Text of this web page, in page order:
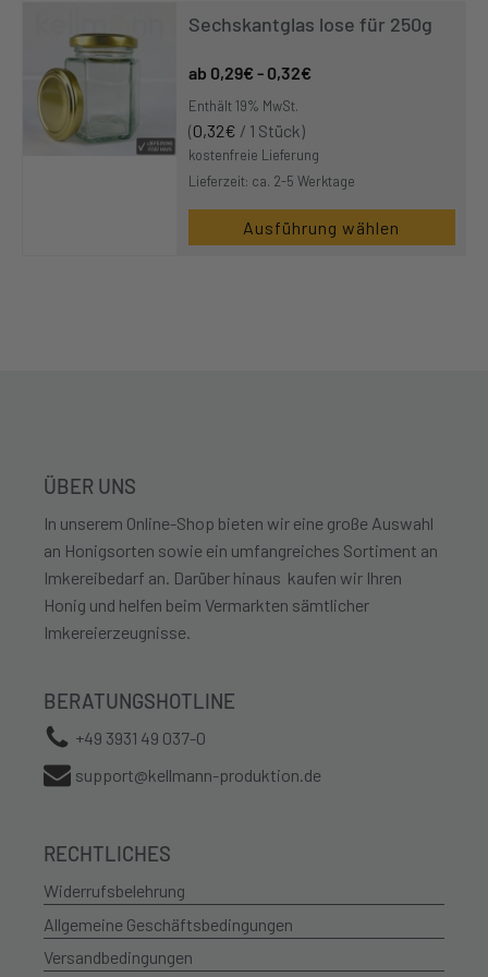
Sechskantglas lose für 250g
0,29€ - 0,32€
Enthält 19% MwSt.
(0,32€ / 1 Stück)
kostenfreie Lieferung
Lieferzeit: ca. 2-5 Werktage
Ausführung wählen
der
Produktseite
gewählt
werden
ÜBER UNS
In unserem Online-Shop bieten wir eine große Auswahl
an Honigsorten sowie ein umfangreiches Sortiment an
Imkereibedarf an. Darüber hinaus kaufen wir Ihren
Honig und helfen beim Vermarkten sämtlicher
Imkereierzeugnisse.
BERATUNGSHOTLINE
+49 3931 49 037-0
support@kellmann-produktion.de
RECHTLICHES
Widerrufsbelehrung
Allgemeine Geschäftsbedingungen
Versandbedingungen